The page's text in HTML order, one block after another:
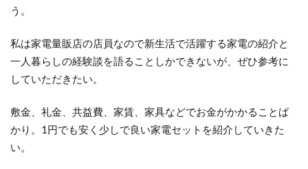
う。
私は家電量販店の店員なので新生活で活躍する家電の紹介と
一人暮らしの経験談を語ることしかできないが、ぜひ参考に
していただきたい。
敷金、礼金、共益費、家賃、家具などでお金がかかることば
かり。1円でも安く少しで良い家電セットを紹介していきた
い。